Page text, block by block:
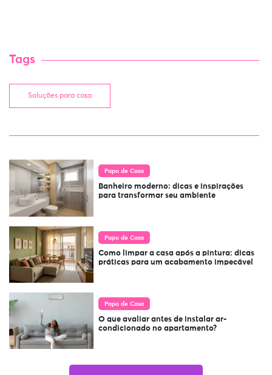
Tags
Soluções para casa
Papo de Casa
Banheiro moderno: dicas e inspirações
para transformar seu ambiente
Papo de Casa
Como limpar a casa após a pintura: dicas
práticas para um acabamento impecável
Papo de Casa
O que avaliar antes de instalar ar-
condicionado no apartamento?